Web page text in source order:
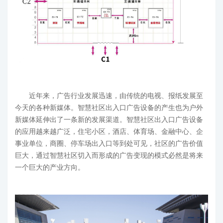
近年来，广告行业发展迅速，由传统的电视、报纸发展至
今天的各种新媒体。智慧社区出入口广告设备的产生也为户外
新媒体延伸出了一条新的发展渠道。智慧社区出入口广告设备
的应用越来越广泛，住宅小区，酒店、体育场、金融中心、企
事业单位，商圈、停车场出入口等到处可见，社区的广告价值
巨大，通过智慧社区切入而形成的广告变现的模式必然是将来
一个巨大的产业方向。